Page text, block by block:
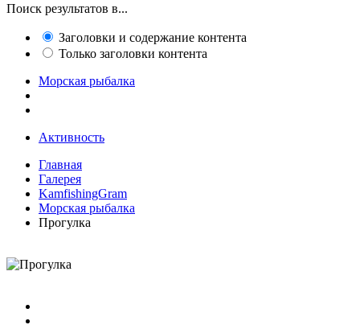
Поиск результатов в...
Заголовки и содержание контента
Только заголовки контента
Морская рыбалка
Активность
Главная
Галерея
KamfishingGram
Морская рыбалка
Прогулка